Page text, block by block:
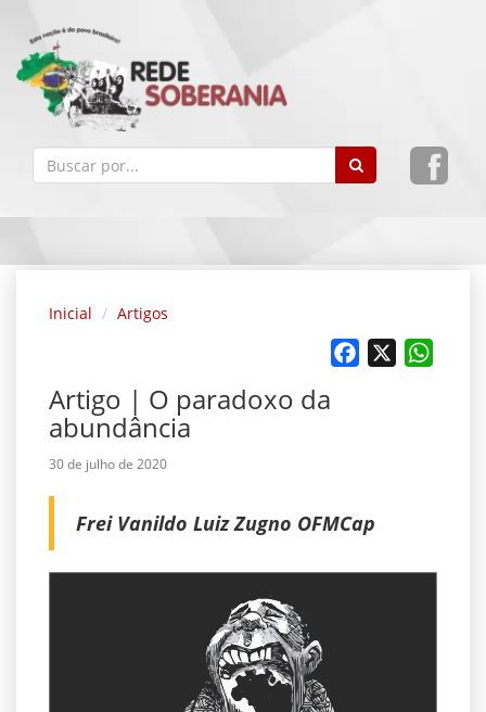
Inicial Artigos
Facebook
Artigo | O paradoxo da
abundância
30 de julho de 2020
Frei Vanildo Luiz Zugno OFMCap